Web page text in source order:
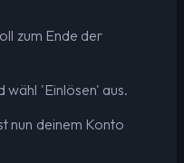
zum Ende der
wähl 'Einlösen' aus.
nun deinem Konto